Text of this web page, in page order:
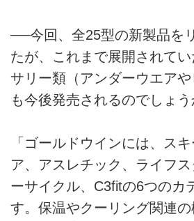
──今回、全25型の新製品を
たが、これまで展開されて
サリー類（アンダーウエアや
も今後発売されるのでしょう
「ゴールドウインには、ス
ア、アスレチック、ライフ
ーサイクル、C3fitの6つのカ
す。保温やクーリング関連